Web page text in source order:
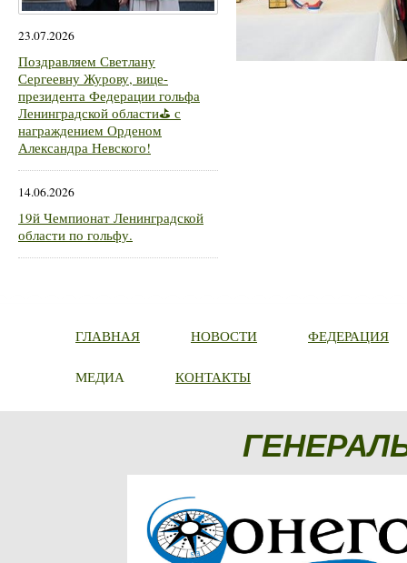
23.07.2026
Поздравляем Светлану
Сергеевну Журову, вице-
президента Федерации гольфа
Ленинградской области⛳ с
награждением Орденом
Александра Невского!
14.06.2026
19й Чемпионат Ленинградской
области по гольфу.
ГЛАВНАЯ НОВОСТИ ФЕДЕРАЦИЯ
МЕДИА КОНТАКТЫ